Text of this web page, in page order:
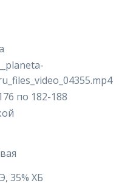
по 182-188
35% ХБ